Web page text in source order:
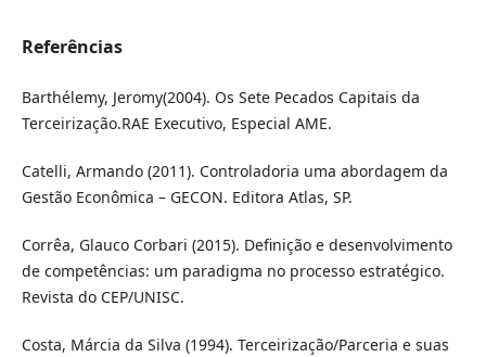
Referências
Barthélemy, Jeromy(2004). Os Sete Pecados Capitais da
Terceirização.RAE Executivo, Especial AME.
Catelli, Armando (2011). Controladoria uma abordagem da
Gestão Econômica – GECON. Editora Atlas, SP.
Corrêa, Glauco Corbari (2015). Definição e desenvolvimento
de competências: um paradigma no processo estratégico.
Revista do CEP/UNISC.
Costa, Márcia da Silva (1994). Terceirização/Parceria e suas